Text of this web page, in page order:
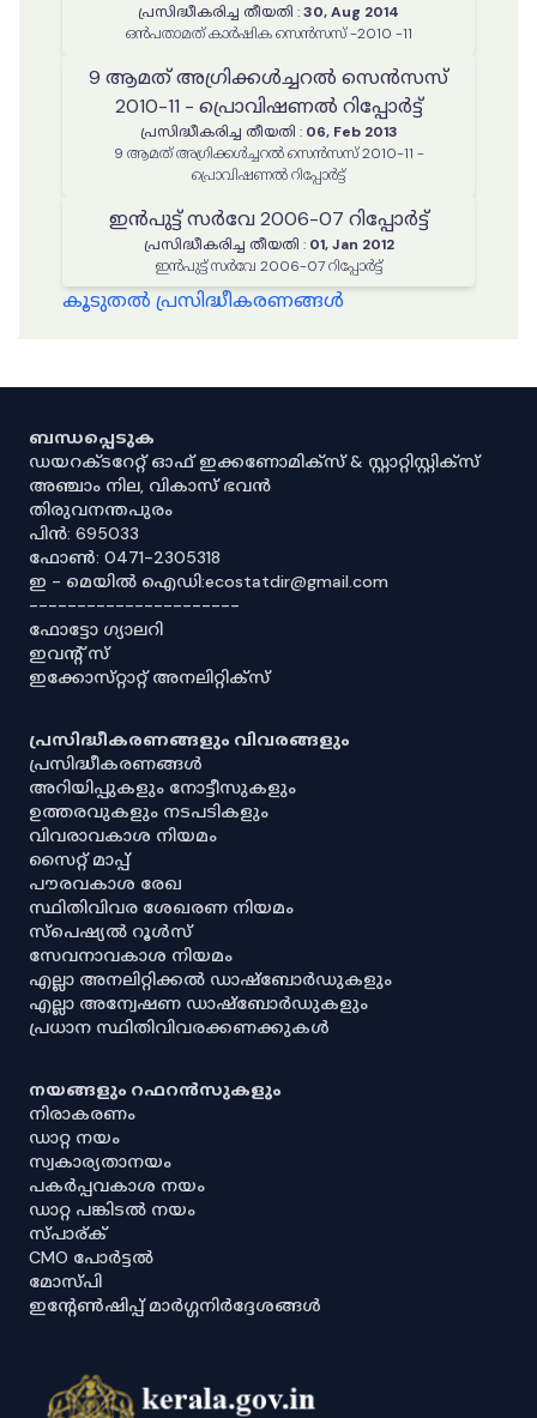
പ്രസിദ്ധീകരിച്ച തീയതി :30, Aug 2014
ഒൻപതാമത് കാർഷിക സെൻസസ് -2010 -11
9 ആമത് അഗ്രിക്കൾച്ചറൽ സെൻസസ്
2010-11 - പ്രൊവിഷണൽ റിപ്പോർട്ട്
പ്രസിദ്ധീകരിച്ച തീയതി : 06, Feb 2013
9 ആമത് അഗ്രിക്കൾച്ചറൽ സെൻസസ് 2010-11 -
പ്രൊവിഷണൽ റിപ്പോർട്ട്
ഇൻപുട്ട് സർവേ 2006-07 റിപ്പോർട്ട്
പ്രസിദ്ധീകരിച്ച തീയതി : 01, Jan 2012
ഇൻപുട്ട് സർവേ 2006-07 റിപ്പോർട്ട്
കൂടുതൽ പ്രസിദ്ധീകരണങ്ങൾ
ബന്ധപ്പെടുക
ഡയറക്ടറേറ്റ് ഓഫ് ഇക്കണോമിക്സ് & സ്റ്റാറ്റിസ്റ്റിക്സ്
അഞ്ചാം നില, വികാസ് ഭവൻ
തിരുവനന്തപുരം
പിൻ: 695033
ഫോൺ: 0471-2305318
ഇ - മെയിൽ ഐഡി:ecostatdir@gmail.com
----------------------
ഫോട്ടോ ഗ്യാലറി
ഇവൻ്റ് സ്
ഇക്കോസ്‌റ്റാറ്റ് അനലിറ്റിക്‌സ്
പ്രസിദ്ധീകരണങ്ങളും വിവരങ്ങളും
പ്രസിദ്ധീകരണങ്ങൾ
അറിയിപ്പുകളും നോട്ടീസുകളും
ഉത്തരവുകളും നടപടികളും
വിവരാവകാശ നിയമം
സൈറ്റ് മാപ്പ്
പൗരവകാശ രേഖ
സ്ഥിതിവിവര ശേഖരണ നിയമം
സ്‌പെഷ്യൽ റൂൾസ്
സേവനാവകാശ നിയമം
എല്ലാ അനലിറ്റിക്കൽ ഡാഷ്‌ബോർഡുകളും
എല്ലാ അന്വേഷണ ഡാഷ്‌ബോർഡുകളും
പ്രധാന സ്ഥിതിവിവരക്കണക്കുകൾ
നയങ്ങളും റഫറൻസുകളും
നിരാകരണം
ഡാറ്റ നയം
സ്വകാര്യതാനയം
പകർപ്പവകാശ നയം
ഡാറ്റ പങ്കിടൽ നയം
സ്പാര്ക്
CMO പോർട്ടൽ
മോസ്പി
ഇൻ്റേൺഷിപ്പ് മാർഗ്ഗനിർദ്ദേശങ്ങൾ